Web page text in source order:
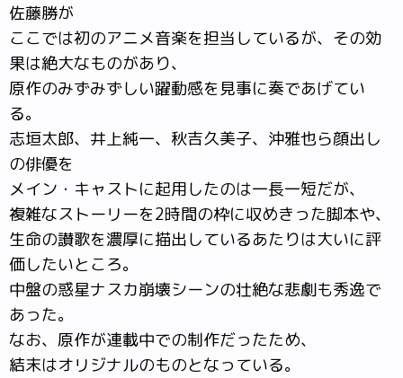
佐藤勝が
ここでは初のアニメ音楽を担当しているが、その効
果は絶大なものがあり、
原作のみずみずしい躍動感を見事に奏であげてい
る。
志垣太郎、井上純一、秋吉久美子、沖雅也ら顔出し
の俳優を
メイン・キャストに起用したのは一長一短だが、
複雑なストーリーを2時間の枠に収めきった脚本や、
生命の讃歌を濃厚に描出しているあたりは大いに評
価したいところ。
中盤の惑星ナスカ崩壊シーンの壮絶な悲劇も秀逸で
あった。
なお、原作が連載中での制作だったため、
結末はオリジナルのものとなっている。